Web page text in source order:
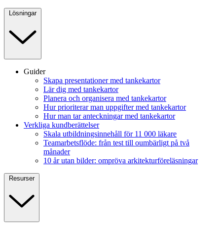
Lösningar
Guider
Skapa presentationer med tankekartor
Lär dig med tankekartor
Planera och organisera med tankekartor
Hur prioriterar man uppgifter med tankekartor
Hur man tar anteckningar med tankekartor
Verkliga kundberättelser
Skala utbildningsinnehåll för 11 000 läkare
Teamarbetsflöde: från test till oumbärligt på två
månader
10 år utan bilder: ompröva arkitekturföreläsningar
Resurser